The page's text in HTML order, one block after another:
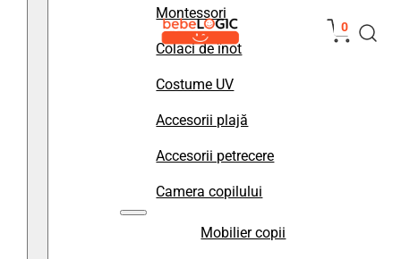
Montessori
Colaci de înot
Costume UV
Accesorii plajă
Accesorii petrecere
Camera copilului
Mobilier copii
0